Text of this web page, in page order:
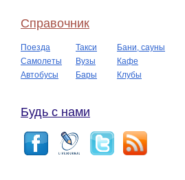
Справочник
Поезда Такси
Бани, сауны
Самолеты
Вузы
Кафе
Автобусы
Бары Клубы
Будь с нами